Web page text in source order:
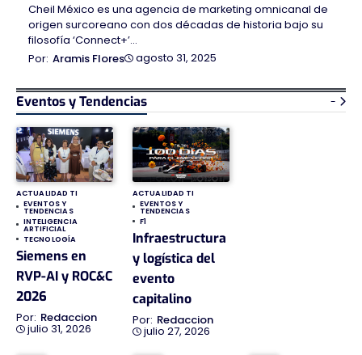
Cheil México es una agencia de marketing omnicanal de
origen surcoreano con dos décadas de historia bajo su
filosofía ‘Connect+’…
Aramis Flores
agosto 31, 2025
Eventos y Tendencias -
ACTUALIDAD TI
EVENTOS Y
TENDENCIAS
INTELIGENCIA
ARTIFICIAL
TECNOLOGÍA
Siemens en
RVP-AI y ROC&C
2026
Redaccion
julio 31, 2026
ACTUALIDAD TI
EVENTOS Y
TENDENCIAS
F1
Infraestructura
y logística del
evento
capitalino
Redaccion
julio 27, 2026